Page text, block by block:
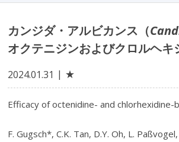
カンジダ・アルビカンス（
オクテニジンおよびクロルヘ
2024.01.31 ★
Efficacy of octenidine- and
F. Gugsch*, C.K. Tan, D.Y. Oh, L.